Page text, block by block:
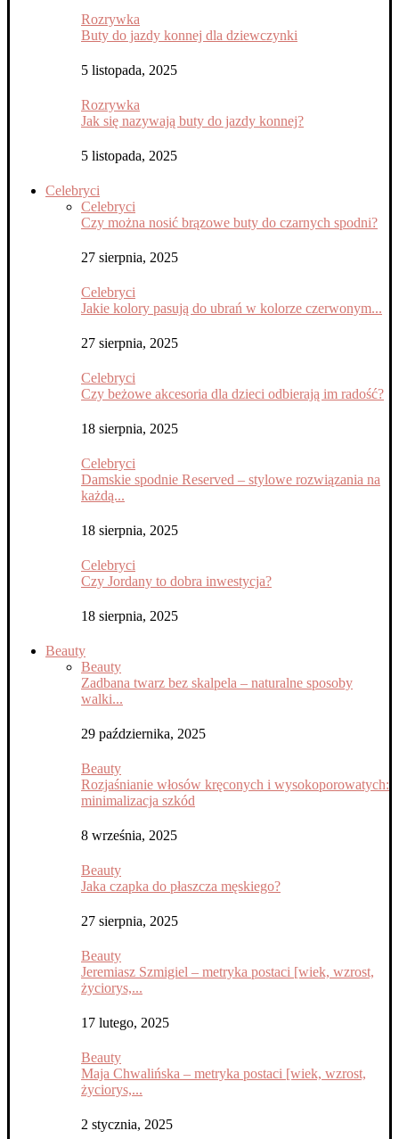
Rozrywka
Buty do jazdy konnej dla dziewczynki
5 listopada, 2025
Rozrywka
Jak się nazywają buty do jazdy konnej?
5 listopada, 2025
Celebryci
Celebryci
Czy można nosić brązowe buty do czarnych spodni?
27 sierpnia, 2025
Celebryci
Jakie kolory pasują do ubrań w kolorze czerwonym...
27 sierpnia, 2025
Celebryci
Czy beżowe akcesoria dla dzieci odbierają im radość?
18 sierpnia, 2025
Celebryci
Damskie spodnie Reserved – stylowe rozwiązania na
każdą...
18 sierpnia, 2025
Celebryci
Czy Jordany to dobra inwestycja?
18 sierpnia, 2025
Beauty
Beauty
Zadbana twarz bez skalpela – naturalne sposoby
walki...
29 października, 2025
Beauty
Rozjaśnianie włosów kręconych i wysokoporowatych:
minimalizacja szkód
8 września, 2025
Beauty
Jaka czapka do płaszcza męskiego?
27 sierpnia, 2025
Beauty
Jeremiasz Szmigiel – metryka postaci [wiek, wzrost,
życiorys,...
17 lutego, 2025
Beauty
Maja Chwalińska – metryka postaci [wiek, wzrost,
życiorys,...
2 stycznia, 2025